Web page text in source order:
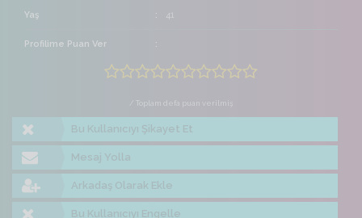
Yaş 41
Profilime Puan Ver
/ Toplam defa puan verilmiş
Bu Kullanıcıyı Şikayet Et
Mesaj Yolla
Arkadaş Olarak Ekle
Bu Kullanıcıyı Engelle